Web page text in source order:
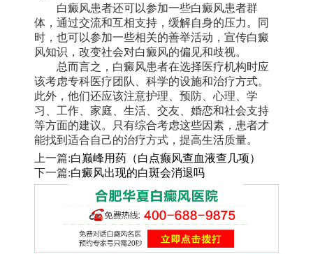
白癜风患者还可以参加一些白癜风患者群
体，通过交流和互相支持，缓解自身的压力。同
时，也可以参加一些相关的善举活动，宣传白癜
风知识，改变社会对白癜风的偏见和歧视。
总而言之，白癜风患者在选择医疗机构时应
该考虑专科医疗团队、科学的设施和治疗方式。
此外，他们还应该注意护理、预防、心理、学
习、工作、家庭、生活、交友、婚恋和社会支持
等方面的建议。只有综合考虑这些因素，患者才
能找到适合自己的治疗方式，提高生活质量。
上一篇:白巅峰用药（白点癫风查血液查几项）
下一篇:白癜风出现的白斑会消退吗